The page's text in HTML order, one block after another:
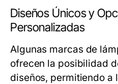
Diseños Únicos y
Personalizadas
Algunas marcas de
ofrecen la posibilidad
diseños, permitiendo a